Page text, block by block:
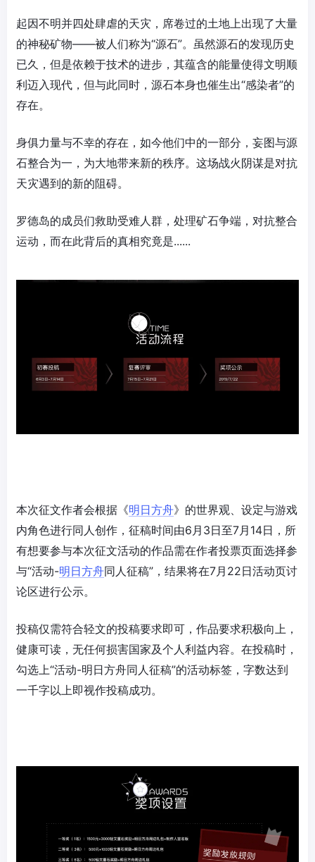
起因不明并四处肆虐的天灾，席卷过的土地上出现了大量
的神秘矿物——被人们称为“源石”。虽然源石的发现历史
已久，但是依赖于技术的进步，其蕴含的能量使得文明顺
利迈入现代，但与此同时，源石本身也催生出“感染者”的
存在。
身俱力量与不幸的存在，如今他们中的一部分，妄图与源
石整合为一，为大地带来新的秩序。这场战火阴谋是对抗
天灾遇到的新的阻碍。
罗德岛的成员们救助受难人群，处理矿石争端，对抗整合
运动，而在此背后的真相究竟是......
本次征文作者会根据《明日方舟》的世界观、设定与游戏
内角色进行同人创作，征稿时间由6月3日至7月14日，所
有想要参与本次征文活动的作品需在作者投票页面选择参
与“活动-明日方舟同人征稿”，结果将在7月22日活动页讨
论区进行公示。
投稿仅需符合轻文的投稿要求即可，作品要求积极向上，
健康可读，无任何损害国家及个人利益内容。在投稿时，
勾选上“活动-明日方舟同人征稿”的活动标签，字数达到
一千字以上即视作投稿成功。